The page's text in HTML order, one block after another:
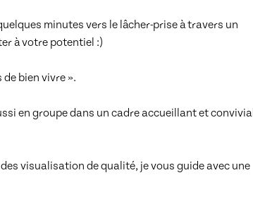
minutes vers le lâcher-prise à travers un
à votre potentiel :)
bien vivre ».
en groupe dans un cadre accueillant et convivial
visualisation de qualité, je vous guide avec une